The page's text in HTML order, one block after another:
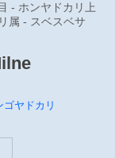
- ホンヤドカリ上
属 - スベスベサ
ゴヤドカリ